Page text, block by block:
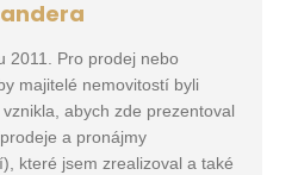
2011. Pro prodej nebo
majitelé nemovitostí byli
abych zde prezentoval
a pronájmy
které jsem zrealizoval a také